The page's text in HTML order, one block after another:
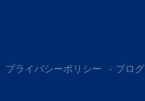
プライバシーポリシー - ブログ